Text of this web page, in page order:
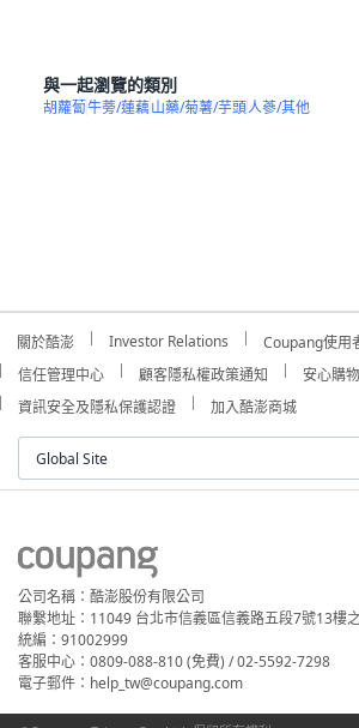
與一起瀏覽的類別
胡蘿蔔牛蒡/蓮藕山藥/菊薯/芋頭人蔘/其他
關於酷澎 Investor Relations Coupang使用
信任管理中心
顧客隱私權政策通知 安心購物
資訊安全及隱私保護認證
加入酷澎商城
Global Site
公司名稱：酷澎股份有限公司
聯繫地址：11049 台北市信義區信義路五段7號13樓
統編：91002999
客服中心：0809-088-810 (免費) / 02-5592-7298
電子郵件：help_tw@coupang.com